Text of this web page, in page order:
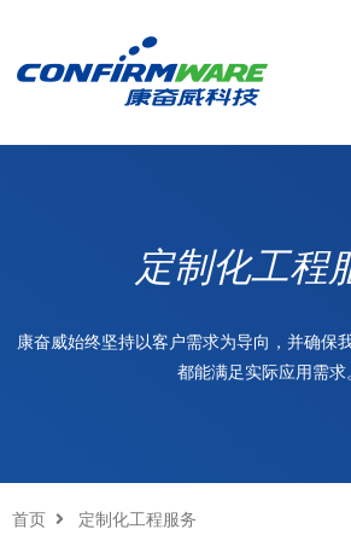
定制化工程
康奋威始终坚持以客户需求为导向，并确保
都能满足实际应用需求
首页 定制化工程服务